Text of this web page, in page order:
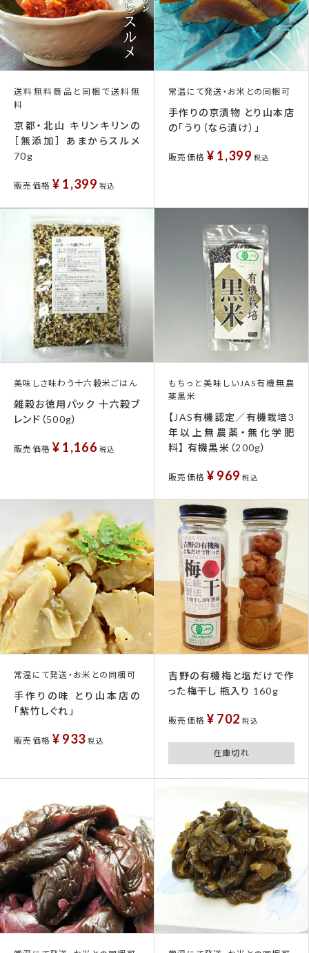
送料無料商品と同梱で送料無
料
京都・北山 キリンキリンの
［無添加］ あまからスルメ
70g
販売価格 ¥ 1,399 税込
常温にて発送・お米との同梱可
手作りの京漬物 とり山本店
の「うり（なら漬け）」
販売価格 ¥ 1,399 税込
美味しさ味わう十六穀米ごはん
雑穀お徳用パック 十六穀ブ
レンド（500g）
販売価格 ¥ 1,166 税込
もちっと美味しいJAS有機無農
薬黒米
【JAS有機認定／有機栽培3
年以上無農薬・無化学肥
料】 有機黒米（200g）
販売価格 ¥ 969 税込
常温にて発送・お米との同梱可
手作りの味 とり山本店の
「紫竹しぐれ」
販売価格 ¥ 933 税込
吉野の有機梅と塩だけで作
った梅干し 瓶入り 160g
販売価格 ¥ 702 税込
在庫切れ